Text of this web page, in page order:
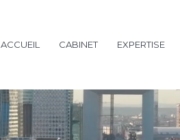
ACCUEIL CABINET EXPERTISE